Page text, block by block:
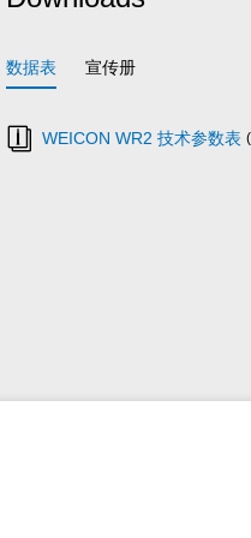
数据表 宣传册
WEICON WR2 技术参数表